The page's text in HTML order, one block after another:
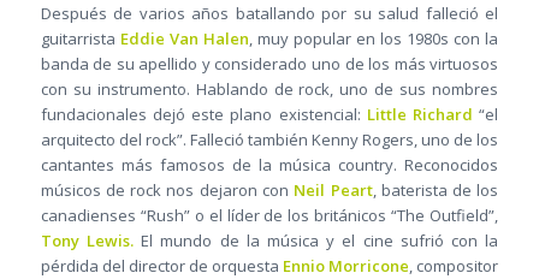
Después de varios años batallando por su salud falleció el
guitarrista Eddie Van Halen, muy popular en los 1980s con la
banda de su apellido y considerado uno de los más virtuosos
con su instrumento. Hablando de rock, uno de sus nombres
fundacionales dejó este plano existencial: Little Richard “el
arquitecto del rock”. Falleció también Kenny Rogers, uno de los
cantantes más famosos de la música country. Reconocidos
músicos de rock nos dejaron con Neil Peart, baterista de los
canadienses “Rush” o el líder de los británicos “The Outfield”,
Tony Lewis.El mundo de la música y el cine sufrió con la
pérdida del director de orquesta Ennio Morricone, compositor